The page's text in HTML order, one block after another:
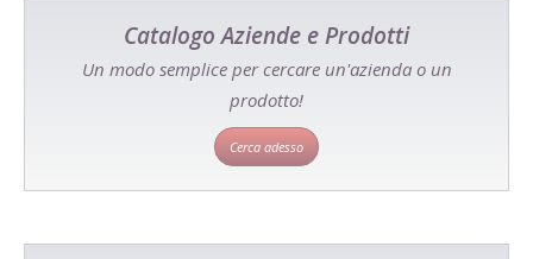
Catalogo Aziende e Prodotti
Un modo semplice per cercare un'azienda o un
prodotto!
Cerca adesso